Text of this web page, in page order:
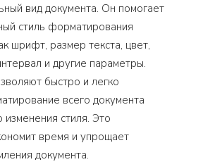
вид документа. Он помогает
стиль форматирования
шрифт, размер текста, цвет,
и другие параметры.
быстро и легко
всего документа
изменения стиля. Это
время и упрощает
документа.